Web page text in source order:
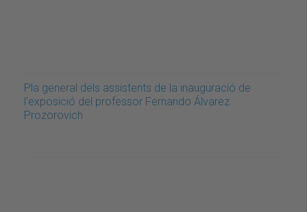
Pla general dels assistents de la inauguració de
l’exposició del professor Fernando Álvarez
Prozorovich